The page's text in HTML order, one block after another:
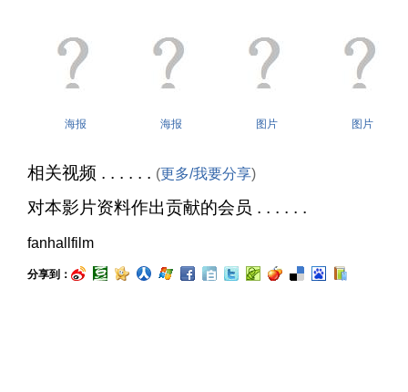
海报 海报 图片 图片
相关视频 . . . . . . (更多/我要分享)
对本影片资料作出贡献的会员 . . . . . .
fanhallfilm
分享到：